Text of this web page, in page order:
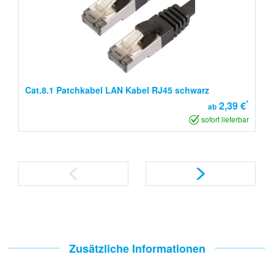
Cat.8.1 Patchkabel LAN Kabel RJ45 schwarz
ab 2,39 €*
sofort lieferbar
Zusätzliche Informationen